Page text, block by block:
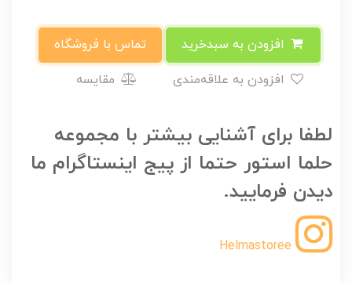
تماس با فروشگاه
مقایسه
لطفا برای آشنایی بیشتر با مجموعه
حلما استور حتما از پیج اینستاگرام ما
دیدن فرمایید.
Helmastoree